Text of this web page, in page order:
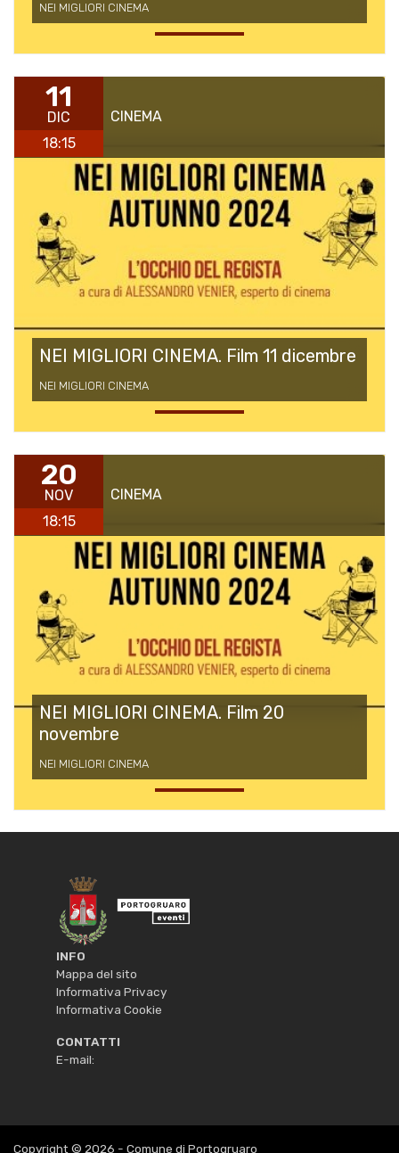
NEI MIGLIORI CINEMA
11
DIC
18:15
CINEMA
NEI MIGLIORI CINEMA. Film 11 dicembre
NEI MIGLIORI CINEMA
20
NOV
18:15
CINEMA
NEI MIGLIORI CINEMA. Film 20
novembre
NEI MIGLIORI CINEMA
INFO
Mappa del sito
Informativa Privacy
Informativa Cookie
CONTATTI
E-mail:
Copyright © 2026 - Comune di Portogruaro